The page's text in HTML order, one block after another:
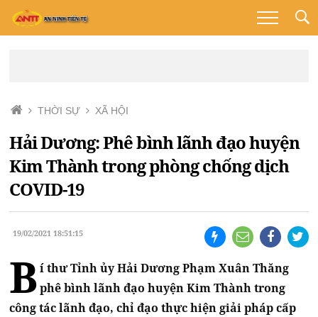
THỜI SỰ XÃ HỘI
Hải Dương: Phê bình lãnh đạo huyện
Kim Thành trong phòng chống dịch
COVID-19
19/02/2021 18:51:15
B í thư Tỉnh ủy Hải Dương Phạm Xuân Thăng
phê bình lãnh đạo huyện Kim Thành trong
công tác lãnh đạo, chỉ đạo thực hiện giải pháp cấp